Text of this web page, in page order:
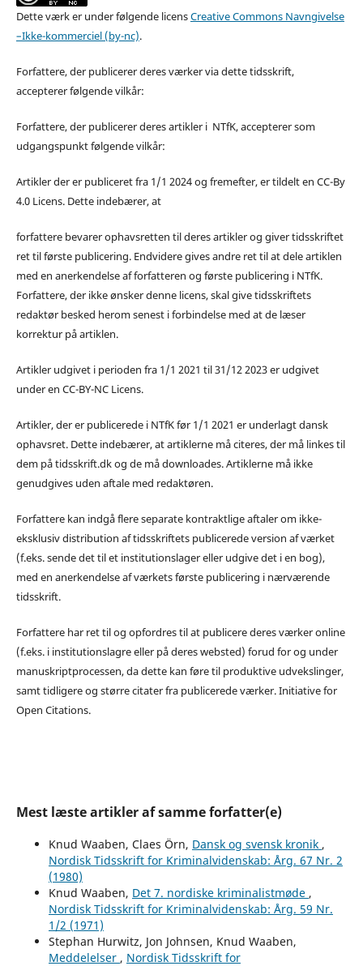
Dette værk er under følgende licensCreative Commons Navngivelse
–Ikke-kommerciel (by-nc).
Forfattere, der publicerer deres værker via dette tidsskrift,
accepterer følgende vilkår:
Forfattere, der publicerer deres artikler i NTfK, accepterer som
udgangspunkt følgende vilkår:
Artikler der er publiceret fra 1/1 2024 og fremefter, er tildelt en CC-By
4.0 Licens. Dette indebærer, at
forfattere bevarer ophavsretten til deres artikler og giver tidsskriftet
ret til første publicering. Endvidere gives andre ret til at dele artiklen
med en anerkendelse af forfatteren og første publicering i NTfK.
Forfattere, der ikke ønsker denne licens, skal give tidsskriftets
redaktør besked herom senest i forbindelse med at de læser
korrektur på artiklen.
Artikler udgivet i perioden fra 1/1 2021 til 31/12 2023 er udgivet
under en CC-BY-NC Licens.
Artikler, der er publicerede i NTfK før 1/1 2021 er underlagt dansk
ophavsret. Dette indebærer, at artiklerne må citeres, der må linkes til
dem på tidsskrift.dk og de må downloades. Artiklerne må ikke
genudgives uden aftale med redaktøren.
Forfattere kan indgå flere separate kontraktlige aftaler om ikke-
eksklusiv distribution af tidsskriftets publicerede version af værket
(f.eks. sende det til et institutionslager eller udgive det i en bog),
med en anerkendelse af værkets første publicering i nærværende
tidsskrift.
Forfattere har ret til og opfordres til at publicere deres værker online
(f.eks. i institutionslagre eller på deres websted) forud for og under
manuskriptprocessen, da dette kan føre til produktive udvekslinger,
samt tidligere og større citater fra publicerede værker. Initiative for
Open Citations.
Mest læste artikler af samme forfatter(e)
Knud Waaben, Claes Örn, Dansk og svensk kronik ,
Nordisk Tidsskrift for Kriminalvidenskab: Årg. 67 Nr. 2
(1980)
Knud Waaben, Det 7. nordiske kriminalistmøde ,
Nordisk Tidsskrift for Kriminalvidenskab: Årg. 59 Nr.
1/2 (1971)
Stephan Hurwitz, Jon Johnsen, Knud Waaben,
Meddelelser , Nordisk Tidsskrift for